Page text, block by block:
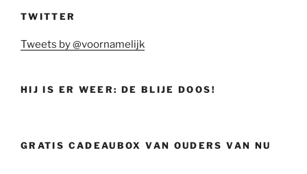
TWITTER
Tweets by @voornamelijk
HIJ IS ER WEER: DE BLIJE DOOS!
GRATIS CADEAUBOX VAN OUDERS VAN NU